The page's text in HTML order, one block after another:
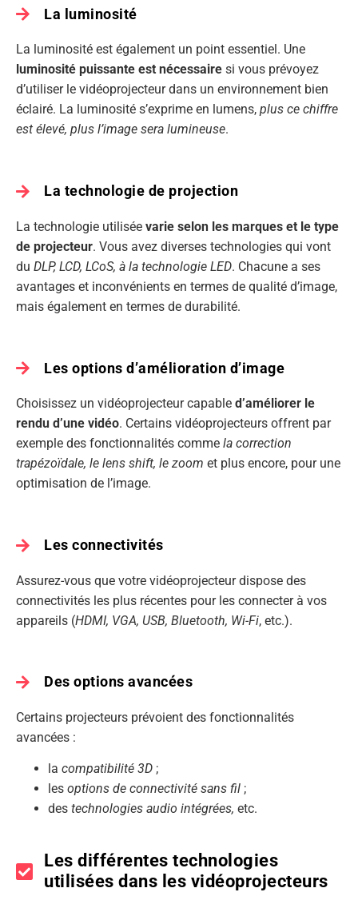
La luminosité
La luminosité est également un point essentiel. Une
luminosité puissante est nécessaire si vous prévoyez
d’utiliser le vidéoprojecteur dans un environnement bien
éclairé. La luminosité s’exprime en lumens, plus ce chiffre
est élevé, plus l’image sera lumineuse.
La technologie de projection
La technologie utilisée varie selon les marques et le type
de projecteur. Vous avez diverses technologies qui vont
du DLP, LCD, LCoS, à la technologie LED. Chacune a ses
avantages et inconvénients en termes de qualité d’image,
mais également en termes de durabilité.
Les options d’amélioration d’image
Choisissez un vidéoprojecteur capable d’améliorer le
rendu d’une vidéo. Certains vidéoprojecteurs offrent par
exemple des fonctionnalités comme la correction
trapézoïdale, le lens shift, le zoom et plus encore, pour une
optimisation de l’image.
Les connectivités
Assurez-vous que votre vidéoprojecteur dispose des
connectivités les plus récentes pour les connecter à vos
appareils (HDMI, VGA, USB, Bluetooth, Wi-Fi, etc.).
Des options avancées
Certains projecteurs prévoient des fonctionnalités
avancées :
la compatibilité 3D ;
les options de connectivité sans fil ;
des technologies audio intégrées, etc.
Les différentes technologies
utilisées dans les vidéoprojecteurs